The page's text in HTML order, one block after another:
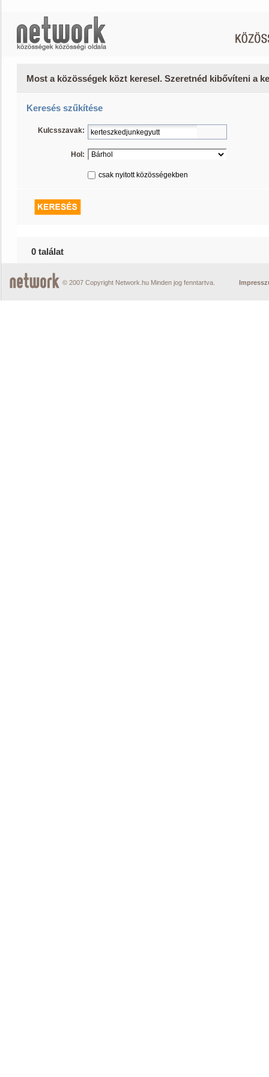
Most a közösségek közt keresel. Szeretnéd kibővíteni a
Keresés szűkítése
Kulcsszavak:
Hol:
csak nyitott közösségekben
0 találat
© 2007 Copyright Network.hu Minden jog fenntartva.